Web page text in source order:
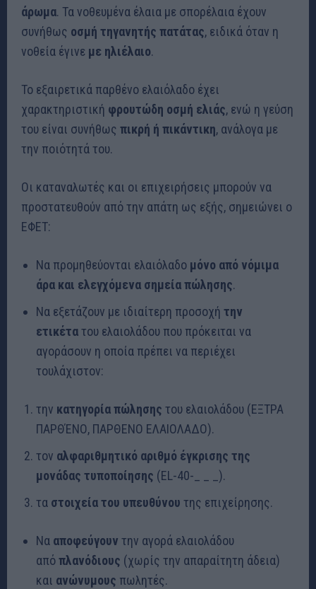
άρωμα. Τα νοθευμένα έλαια με σπορέλαια έχουν
συνήθως οσμή τηγανητής πατάτας, ειδικά όταν η
νοθεία έγινε με ηλιέλαιο.
Το εξαιρετικά παρθένο ελαιόλαδο έχει
χαρακτηριστική φρουτώδη οσμή ελιάς, ενώ η γεύση
του είναι συνήθως πικρή ή πικάντικη, ανάλογα με
την ποιότητά του.
Οι καταναλωτές και οι επιχειρήσεις μπορούν να
προστατευθούν από την απάτη ως εξής, σημειώνει ο
ΕΦΕΤ:
Να προμηθεύονται ελαιόλαδο μόνο από νόμιμα
άρα και ελεγχόμενα σημεία πώλησης.
Να εξετάζουν με ιδιαίτερη προσοχή την
ετικέτατου ελαιολάδου που πρόκειται να
αγοράσουν η οποία πρέπει να περιέχει
τουλάχιστον:
την κατηγορία πώλησης του ελαιολάδου (ΕΞΤΡΑ
ΠΑΡΘΈΝΟ, ΠΑΡΘΕΝΟ ΕΛΑΙΟΛΑΔΟ).
τον αλφαριθμητικό αριθμό έγκρισης της
μονάδας τυποποίησης (EL-40-_ _ _).
τα στοιχεία του υπευθύνου της επιχείρησης.
Να αποφεύγουν την αγορά ελαιολάδου
απόπλανόδιους (χωρίς την απαραίτητη άδεια)
και ανώνυμους πωλητές.